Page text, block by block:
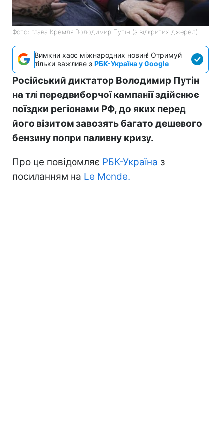
Фото: глава Кремля Володимир Путін (з відкритих джерел)
Вимкни хаос міжнародних новин! Отримуй
тільки важливе з РБК-Україна у Google
Російський диктатор Володимир Путін
на тлі передвиборчої кампанії здійснює
поїздки регіонами РФ, до яких перед
його візитом завозять багато дешевого
бензину попри паливну кризу.
Про це повідомляє РБК-Україна з
посиланням на Le Monde.